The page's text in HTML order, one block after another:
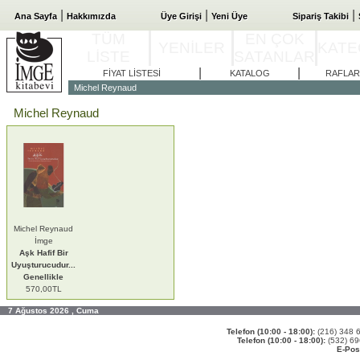
Ana Sayfa Hakkımızda Üye Girişi Yeni Üye Sipariş Takibi
FİYAT LİSTESİ KATALOG
RAFLAR
Michel Reynaud
Michel Reynaud
Michel Reynaud
İmge
Aşk Hafif Bir
Uyuşturucudur...
Genellikle
570,00TL
7 Ağustos 2026 , Cuma
Telefon (10:00 - 18:00):(216)
Telefon (10:00 - 18:00): (532)
E-